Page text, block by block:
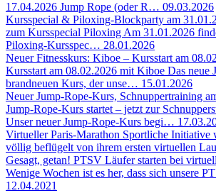
17.04.2026 Jump Rope (oder R… 09.03.2026
Kursspecial & Piloxing-Blockparty am
zum Kursspecial Piloxing Am 31.01.2026
Piloxing-Kursspec… 28.01.2026
Neuer Fitnesskurs: Kiboe – Kursstart am
Kursstart am 08.02.2026 mit Kiboe Das neue
brandneuen Kurs, der unse… 15.01.2026
Neuer Jump-Rope-Kurs, Schnuppertraining
Jump-Rope-Kurs startet – jetzt zur
Unser neuer Jump-Rope-Kurs begi…
Virtueller Paris-Marathon Sportliche Initiative
völlig beflügelt von ihrem ersten virtuellen
Gesagt, getan! PTSV Läufer starten bei
Wenige Wochen ist es her, dass sich unsere
12.04.2021